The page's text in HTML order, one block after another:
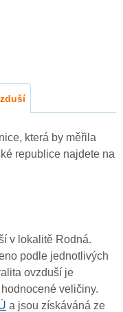
která by měřila
republice najdete na
v lokalitě Rodná.
podle jednotlivých
ovzduší je
veličiny.
a jsou získáváná ze